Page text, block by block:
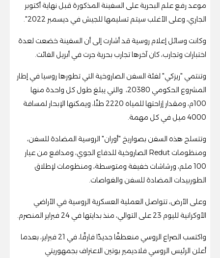
موعد رفع علم البحرية على السفينة المذكورة قبل نهاية أكتوبر
الجاري، وعلى الأغلب سيتم تسليمها للجيش في ديسمبر 2022
".
وكانت وسائل إعلام روسية قد أشارت إلى أن السفينة خضعت لعدة
اختبارات وتجارب، كان آخرها تجارب بحرية جرت في أبريل الفائت
وتنتمي "ريزكي" لفئة السفن الصاروخية التي تطورها روسيا في إطار
المشروع الحكومي 20380، والتي يبلغ طول كل واحدة منها
100م، ومقدار إزاحتها للمياه 2220 طنًا، ويمكنها الإبحار لمسافة
4000 ميل في كل مهمة
وتتسلح هذه السفن بصواريخ "أوران" الروسية المضادة للسفن،
ومنظومات
الصاروخية للدفاع الجوي، ومدافع من عيار
100 ملم، ورشاشات خفيفة ومتوسطة، ومنظومات لإطلاق
الطوربيدات المضادة للسفن والغواصات
وعلى الأرض، تتواصل العملية العسكرية الروسية في الأراضي
الأوكرانية لليوم 23 على التوالي، منذ بدايتها في 24 فبراير المنصرم
واكتسب الصراع الروسي منعطفًا جديدًا فارقًا، في 21 فبراير، بعدما
أعلن الرئيس الروسي فلاديمير بوتين الاعتراف بجمهوريتي